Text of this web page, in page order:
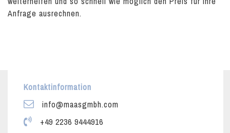
Anfrage ausrechnen.
Kontaktinformation
info@maasgmbh.com
+49 2236 9444916